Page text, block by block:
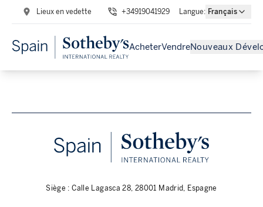
Lieux en vedette +34919041929 Langue: Français
AcheterVendreNouveaux
Siège : Calle Lagasca 28, 28001 Madrid, Espagne